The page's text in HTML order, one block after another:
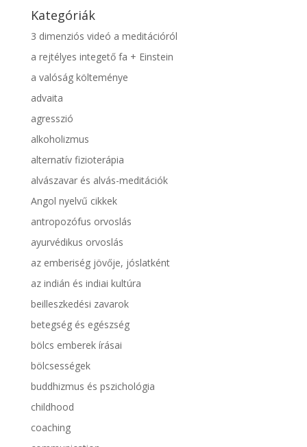
Kategóriák
3 dimenziós videó a meditációról
a rejtélyes integető fa + Einstein
a valóság költeménye
advaita
agresszió
alkoholizmus
alternatív fizioterápia
alvászavar és alvás-meditációk
Angol nyelvű cikkek
antropozófus orvoslás
ayurvédikus orvoslás
az emberiség jövője, jóslatként
az indián és indiai kultúra
beilleszkedési zavarok
betegség és egészség
bölcs emberek írásai
bölcsességek
buddhizmus és pszichológia
childhood
coaching